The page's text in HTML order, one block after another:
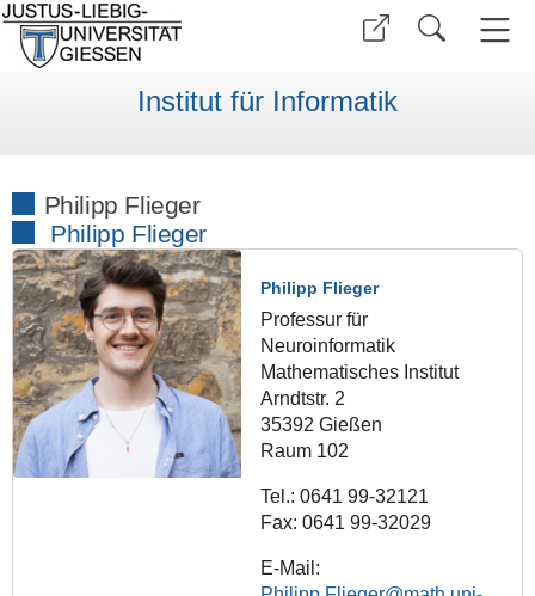
Institut für Informatik
Philipp Flieger
Philipp Flieger
Philipp Flieger
Professur für
Neuroinformatik
Mathematisches Institut
Arndtstr. 2
35392 Gießen
Raum 102
Tel.: 0641 99-32121
Fax: 0641 99-32029
E-Mail: